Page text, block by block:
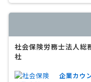
社会保険労務士法人総
社
企業カウ